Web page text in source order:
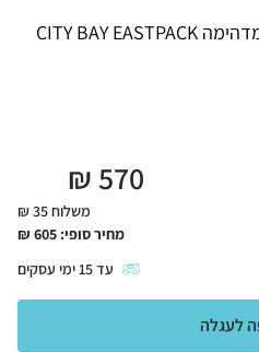
מזוודת תיק למטוס 2 גלגלים מדהימה CITY BAY EASTPACK
570
₪
משלוח 35 ₪
מחיר סופי: 605
₪
עד15 ימי עסקים
לעגלה